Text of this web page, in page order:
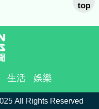
生活 娛樂
All Rights Reserved
top